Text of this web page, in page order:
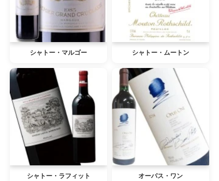
シャトー・マルゴー シャトー・ムートン
シャトー・ラフィット オーパス・ワン